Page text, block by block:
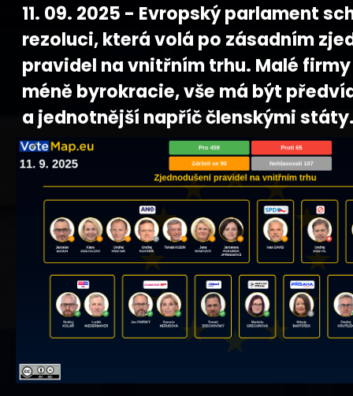
11. 09. 2025 - Evropský parlament
rezoluci, která volá po zásadním
pravidel na vnitřním trhu. Malé
méně byrokracie, vše má být
a jednotnější napříč členskými